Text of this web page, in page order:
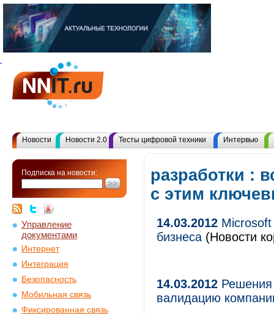
Новости Новости 2.0 Тесты цифровой техники Интервью
Подписка на новости:
Управление
документами
Интернет
Интеграция
Безопасность
Мобильная связь
Фиксированная связь
разработки :
с этим
14.03.2012 Microsoft
бизнеса (Новости
14.03.2012
валидацию